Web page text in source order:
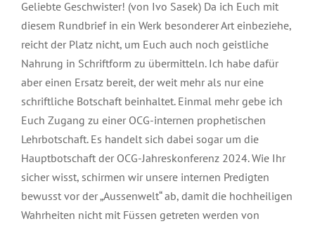
Geliebte Geschwister! (von Ivo Sasek) Da ich Euch mit
diesem Rundbrief in ein Werk besonderer Art einbeziehe,
reicht der Platz nicht, um Euch auch noch geistliche
Nahrung in Schriftform zu übermitteln. Ich habe dafür
aber einen Ersatz bereit, der weit mehr als nur eine
schriftliche Botschaft beinhaltet. Einmal mehr gebe ich
Euch Zugang zu einer OCG-internen prophetischen
Lehrbotschaft. Es handelt sich dabei sogar um die
Hauptbotschaft der OCG-Jahreskonferenz 2024. Wie Ihr
sicher wisst, schirmen wir unsere internen Predigten
bewusst vor der „Aussenwelt“ ab, damit die hochheiligen
Wahrheiten nicht mit Füssen getreten werden von